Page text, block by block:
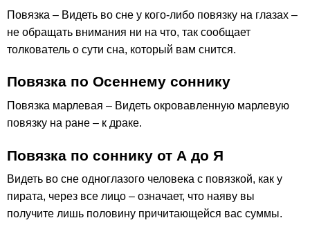
Повязка – Видеть во сне у кого-либо повязку на глазах –
не обращать внимания ни на что, так сообщает
толкователь о сути сна, который вам снится.
Повязка по Осеннему соннику
Повязка марлевая – Видеть окровавленную марлевую
повязку на ране – к драке.
Повязка по соннику от А до Я
Видеть во сне одноглазого человека с повязкой, как у
пирата, через все лицо – означает, что наяву вы
получите лишь половину причитающейся вас суммы.